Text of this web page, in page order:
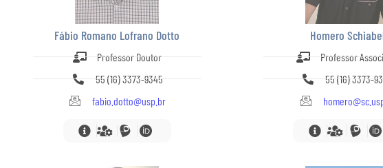
Fábio Romano Lofrano Dotto
Professor Doutor
55 (16) 3373-9345
fabio.dotto@usp.br
Homero
Professor
55 (16) 3373-